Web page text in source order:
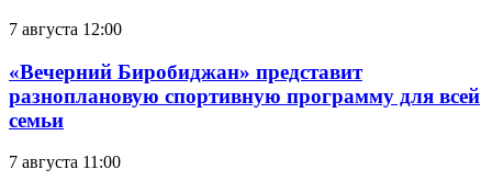
7 августа 12:00
«Вечерний Биробиджан» представит
разноплановую спортивную программу для всей
семьи
7 августа 11:00